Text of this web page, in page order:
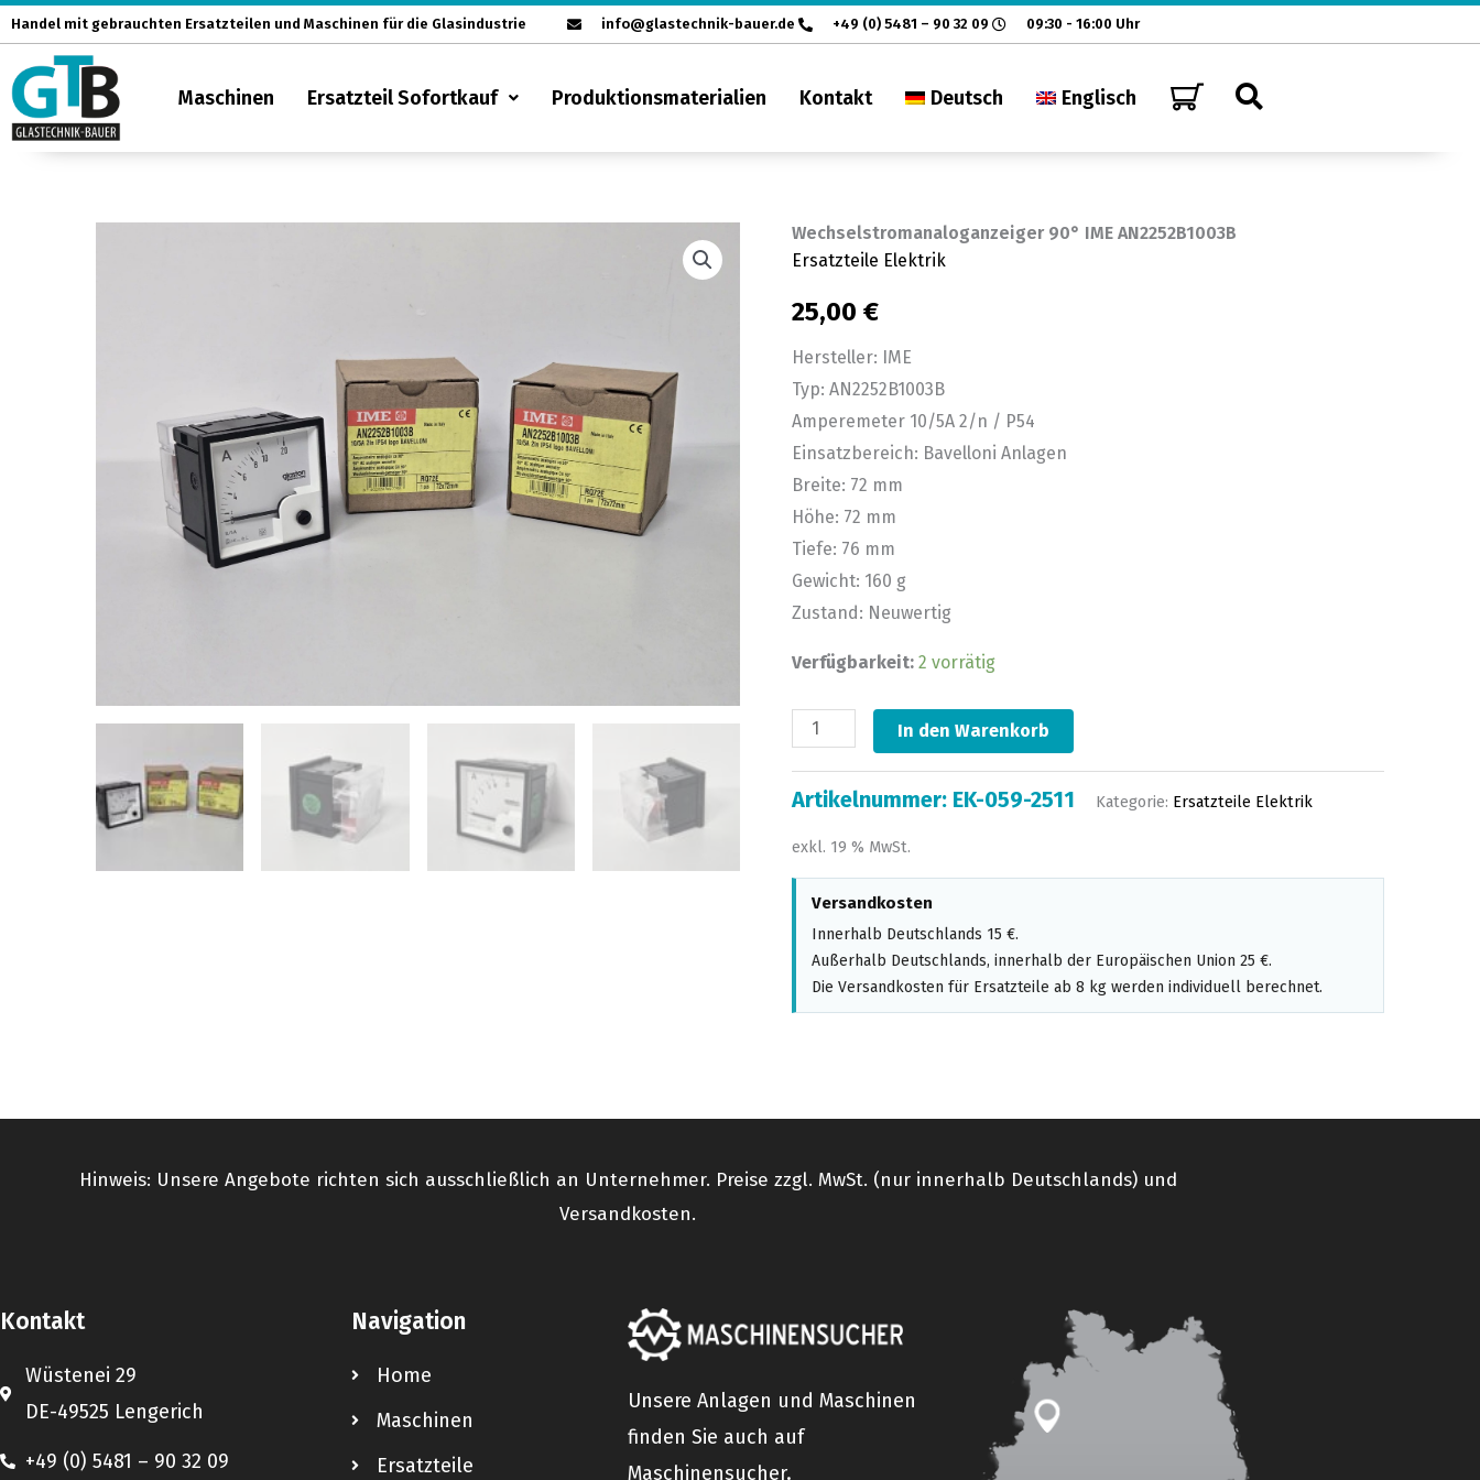
Zum
Inhalt
springen
Handel mit gebrauchten Ersatzteilen und Maschinen für die Glasindustrie info@glastechnik-bauer.de +49 (0) 5481 – 90 32 09 09:30 - 16:00 Uhr
Maschinen Ersatzteil Sofortkauf Produktionsmaterialien Kontakt Deutsch Englisch
Wechselstromanaloganzeiger 90° IME AN2252B1003B
Ersatzteile Elektrik
25,00 €
Hersteller: IME
Typ: AN2252B1003B
Amperemeter 10/5A 2/n / P54
Einsatzbereich: Bavelloni Anlagen
Breite: 72 mm
Höhe: 72 mm
Tiefe: 76 mm
Gewicht: 160 g
Zustand: Neuwertig
Verfügbarkeit: 2 vorrätig
Wechselstromanaloganzeiger
90°
IME
Menge
In den Warenkorb
Artikelnummer: EK-059-2511 Kategorie: Ersatzteile Elektrik
exkl. 19 % MwSt.
Versandkosten
Innerhalb Deutschlands 15 €.
Außerhalb Deutschlands, innerhalb der Europäischen Union 25 €.
Die Versandkosten für Ersatzteile ab 8 kg werden individuell berechnet.
Hinweis: Unsere Angebote richten sich ausschließlich an Unternehmer. Preise zzgl. MwSt. (nur innerhalb Deutschlands) und
Versandkosten.
Kontakt
Wüstenei 29
DE-49525 Lengerich
+49 (0) 5481 – 90 32 09
Navigation
Home
Maschinen
Ersatzteile
Unsere Anlagen und Maschinen
finden Sie auch auf
Maschinensucher.